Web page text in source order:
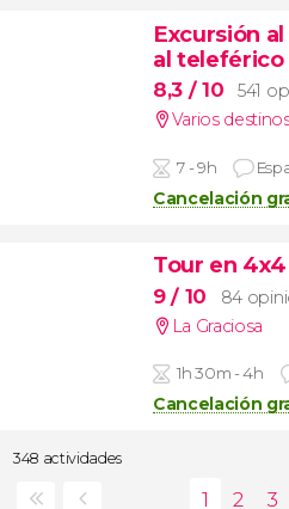
Excursión
al teleférico
8,3 / 10
541
Varios
7 - 9h
Cancelación
Tour en
9/ 10
84
La Graciosa
1h 30m - 4h
Cancelación
348 actividades